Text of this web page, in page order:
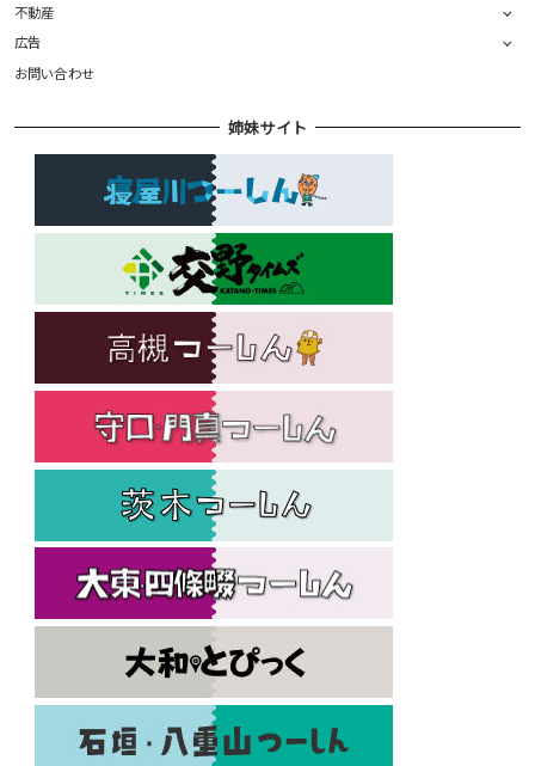
不動産
広告
お問い合わせ
姉妹サイト